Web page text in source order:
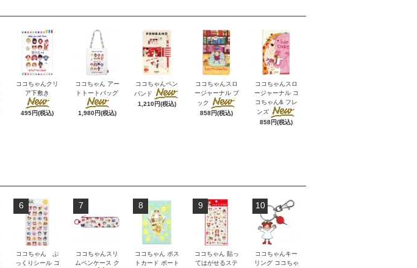
ココちゃんクリ
ア下敷き
495円(税込)
ココちゃん アー
トトートバッグ
1,980円(税込)
ココちゃんペン
バンド
1,210円(税込)
ココちゃんスロ
ージャーナル ブ
ック
858円(税込)
ココちゃんスロ
ージャーナル コ
コちゃん& フレ
ンズ
858円(税込)
6
ココちゃん ぷ
っくりシール コ
7
ココちゃんスリ
ムペンケース ク
8
ココちゃん ポス
トカード ボート
9
ココちゃん 貼っ
てはがせるステ
10
ココちゃんキー
リング ココちゃ